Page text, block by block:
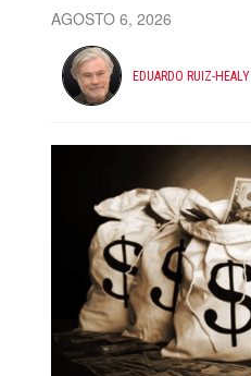
AGOSTO 6, 2026
EDUARDO RUIZ-HEALY